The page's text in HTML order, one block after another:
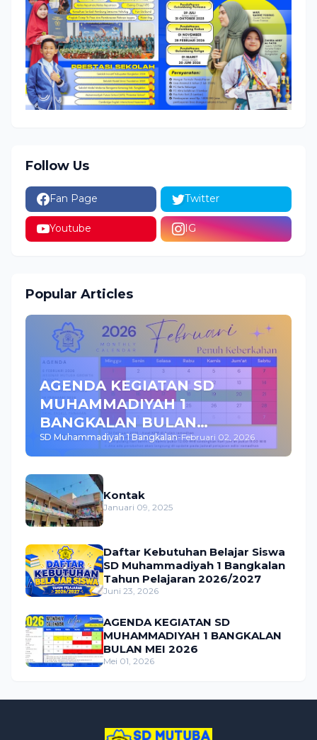
Follow Us
Fan Page Twitter
Youtube IG
Popular Articles
AGENDA KEGIATAN SD
MUHAMMADIYAH 1
BANGKALAN BULAN
FEBRUARI 2026
SD Muhammadiyah 1 Bangkalan-Februari 02, 2026
Kontak
Januari 09, 2025
Daftar Kebutuhan Belajar Siswa
SD Muhammadiyah 1 Bangkalan
Tahun Pelajaran 2026/2027
Juni 23, 2026
AGENDA KEGIATAN SD
MUHAMMADIYAH 1 BANGKALAN
BULAN MEI 2026
Mei 01, 2026